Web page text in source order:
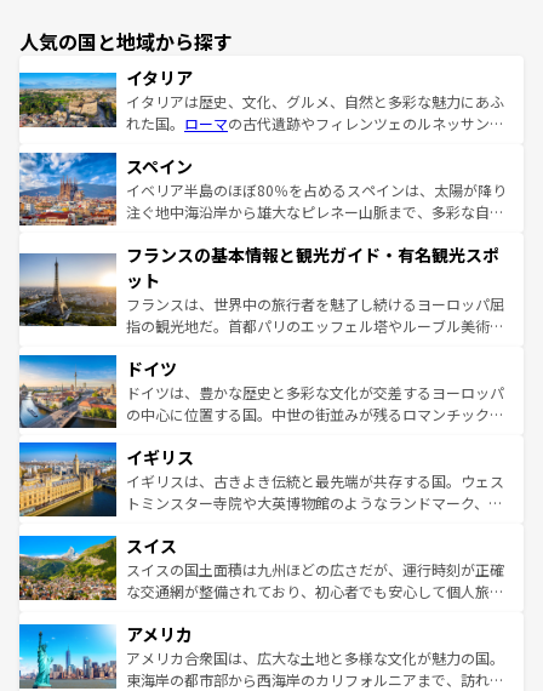
人気の国と地域から探す
イタリア
イタリアは歴史、文化、グルメ、自然と多彩な魅力にあふ
れた国。 ローマの古代遺跡やフィレンツェのルネッサンス
ろん、トスカーナの美しい田園風景やアマルフィ海岸の絶
景など、自然景観も見逃せない。観光の合間には、本場の
ピザやパスタなど、絶品のイタリア料理を堪能することも
ませてくれるイタリアで、忘れられない旅をしてみよう！
なお、新着のイタリア情報は
しい。
スペイン
イベリア半島のほぼ80％を占めるスペインは、太陽が降り
注ぐ地中海沿岸から雄大なピレネー山脈まで、多彩な自然
文化が根付くこの国では、情熱的なフラメンコ、熱気あふ
れる闘牛、そして美味しいタパスが生活の一部となってい
る。首都マドリードの洗練された雰囲気や、バルセロナの
アートに溢れた街角から、地方では古代ローマ遺跡や中世
せる。地方によって風土や気候が異なるスペインはその個
性で訪れる人を魅了する。 なお、新着のスペイン情報は コ
ンテンツ一覧を参照してほしい。
フランスの基本情報と観光ガイド・有名観光スポ
ット
フランスは、世界中の旅行者を魅了し続けるヨーロッパ屈
指の観光地だ。首都パリのエッフェル塔やルーブル美術館
で、幅広い魅力が詰まっている。華麗な宮殿、歴史的な大
聖堂、美しいビーチ、そして豊かな自然が、訪れる者を心
から魅了する。また、フランスは美食の国としても知ら
いる。シャンパンの発祥地であるランス、プロヴァンスの
香り高いラベンダー畑など、多彩な楽しみ方が可能だ。さ
らに、パリ以外の地域にも魅力が溢れており、どの街角に
れる地方に足を運ぶとそれぞれで全く異なる文化を体験で
きるだろう。 なお、新着のフランス情報はコンテンツ一覧
を参照してほしい。
ドイツ
ドイツは、豊かな歴史と多彩な文化が交差するヨーロッパ
の中心に位置する国。中世の街並みが残るロマンチック街
顔を持つこの国は、どこを歩いても飽きることがない。ベ
ルリンの文化的活気、バイエルン州のアルプスの絶景、そ
してライン川沿いのワイン畑といった風景は必見。ビール
は、お酒好きな人にはぜひ体験してほしい。 なお、新着の
ドイツ情報はコンテンツ一覧を参照してほしい。
イギリス
イギリスは、古きよき伝統と最先端が共存する国。ウェス
トミンスター寺院や大英博物館のようなランドマーク、歴
リアごとに異なる魅力がある。また、優雅なアフタヌーン
ティー、ビール好きにはたまらない英国パブ、サッカー観
戦など、本場だからこそできる体験も豊富。イギリスを旅
ンツ一覧を参照してほしい。
スイス
スイスの国土面積は九州ほどの広さだが、運行時刻が正確
な交通網が整備されており、初心者でも安心して個人旅行
の建物がそのまま残る町や、スイスならではのユニークな
博物館もあり、アルプス観光だけでなく町歩きも満喫する
ことができる。国民の所得が高いため物価も高いが、旅行
アメリカ
アメリカ合衆国は、広大な土地と多様な文化が魅力の国。
東海岸の都市部から西海岸のカリフォルニアまで、訪れる